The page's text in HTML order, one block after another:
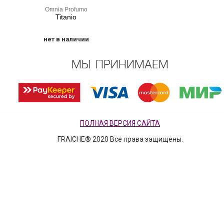
Omnia Profumo
Titanio
нет в наличии
МЫ ПРИНИМАЕМ
ПОЛНАЯ ВЕРСИЯ САЙТА
FRAICHE® 2020 Все права защищены.